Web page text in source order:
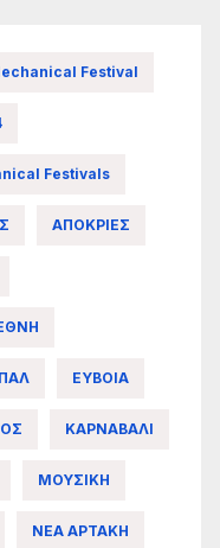
Festival
Festivals
ΑΠΟΚΡΙΕΣ
ΕΥΒΟΙΑ
ΚΑΡΝΑΒΑΛΙ
ΜΟΥΣΙΚΗ
ΝΕΑ ΑΡΤΑΚΗ